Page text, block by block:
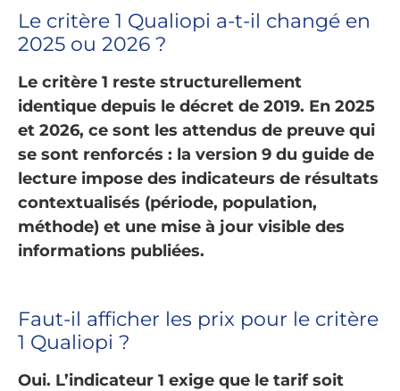
Le critère 1 Qualiopi a-t-il changé en
2025 ou 2026 ?
Le critère 1 reste structurellement
identique depuis le décret de 2019. En 2025
et 2026, ce sont les attendus de preuve qui
se sont renforcés : la version 9 du guide de
lecture impose des indicateurs de résultats
contextualisés (période, population,
méthode) et une mise à jour visible des
informations publiées.
Faut-il afficher les prix pour le critère
1 Qualiopi ?
Oui. L’indicateur 1 exige que le tarif soit